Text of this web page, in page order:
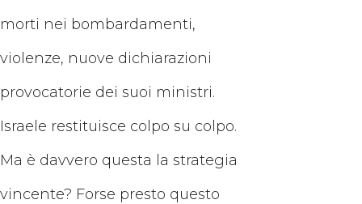
morti nei bombardamenti,
violenze, nuove dichiarazioni
provocatorie dei suoi ministri.
Israele restituisce colpo su colpo.
Ma è davvero questa la strategia
vincente? Forse presto questo